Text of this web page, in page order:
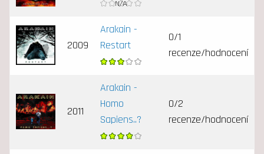
2009
Arakain -
Restart
0/1
recenze/hodnocení
2011
Arakain -
Homo
Sapiens..?
0/2
recenze/hodnocení